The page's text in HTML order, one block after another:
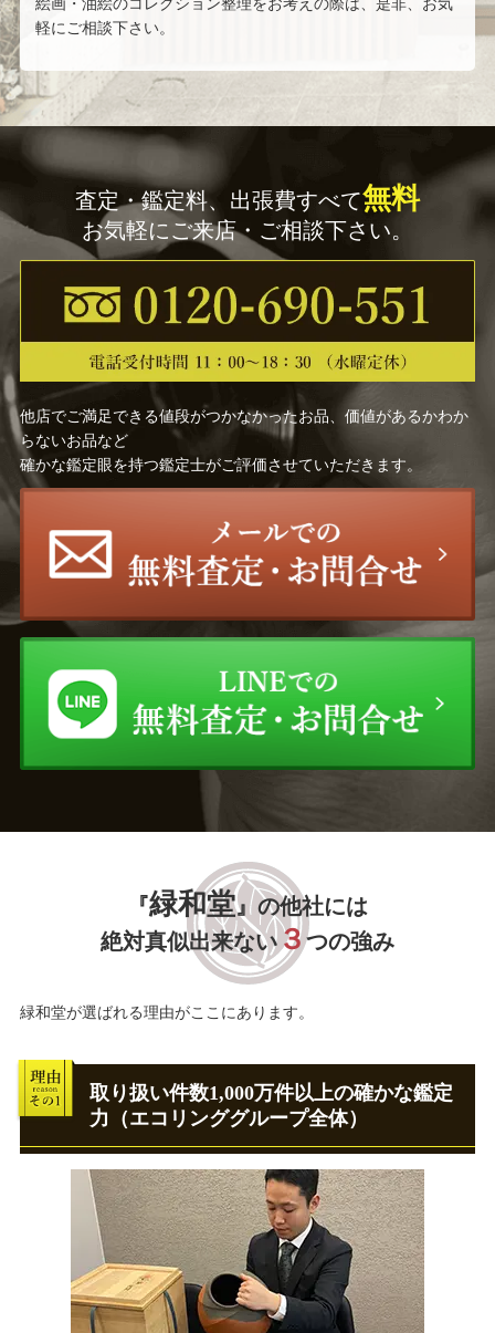
軽にご相談下さい。
査定・鑑定料、出張費すべて無料
お気軽にご来店・ご相談下さい。
他店でご満足できる値段がつかなかったお品、価値があるかわか
らないお品など
確かな鑑定眼を持つ鑑定士がご評価させていただきます。
『緑和堂』の他社には
絶対真似出来ない ３つの強み
緑和堂が選ばれる理由がここにあります。
取り扱い件数1,000万件以上の確かな鑑定
力（エコリンググループ全体）